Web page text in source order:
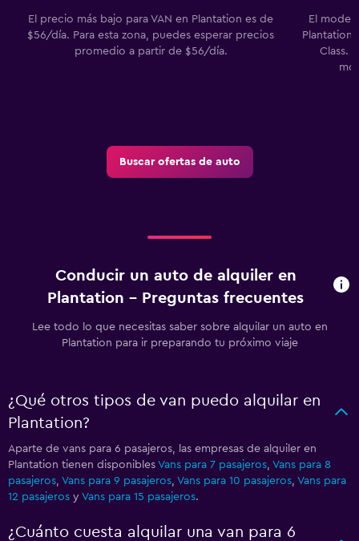
El precio más bajo para VAN en Plantation es de
$56/día. Para esta zona, puedes esperar precios
promedio a partir de $56/día.
El
Plantation
Class.
Buscar ofertas de auto
Conducir un auto de alquiler en
Plantation - Preguntas frecuentes
Lee todo lo que necesitas saber sobre alquilar un auto en
Plantation para ir preparando tu próximo viaje
¿Qué otros tipos de van puedo alquilar en
Plantation?
Aparte de vans para 6 pasajeros, las empresas de alquiler en
Plantation tienen disponibles Vans para 7 pasajeros Vans para 8
pasajeros Vans para 9 pasajeros Vans para 10 pasajeros Vans para
12 pasajeros y Vans para 15 pasajeros.
¿Cuánto cuesta alquilar una van para 6